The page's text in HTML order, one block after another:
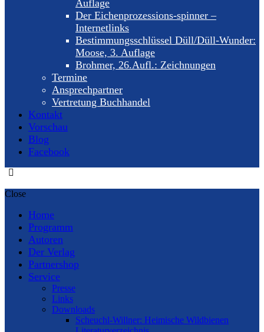
Auflage
Der Eichenprozessions-spinner –
Internetlinks
Bestimmungsschlüssel Düll/Düll-Wunder:
Moose, 3. Auflage
Brohmer, 26.Aufl.: Zeichnungen
Termine
Ansprechpartner
Vertretung Buchhandel
Kontakt
Vorschau
Blog
Facebook
Close
Home
Programm
Autoren
Der Verlag
Partnershop
Service
Presse
Links
Downloads
Scheuchl-Willner: Heimische Wildbienen